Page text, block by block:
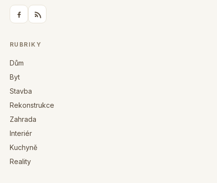
RUBRIKY
Dům
Byt
Stavba
Rekonstrukce
Zahrada
Interiér
Kuchyně
Reality